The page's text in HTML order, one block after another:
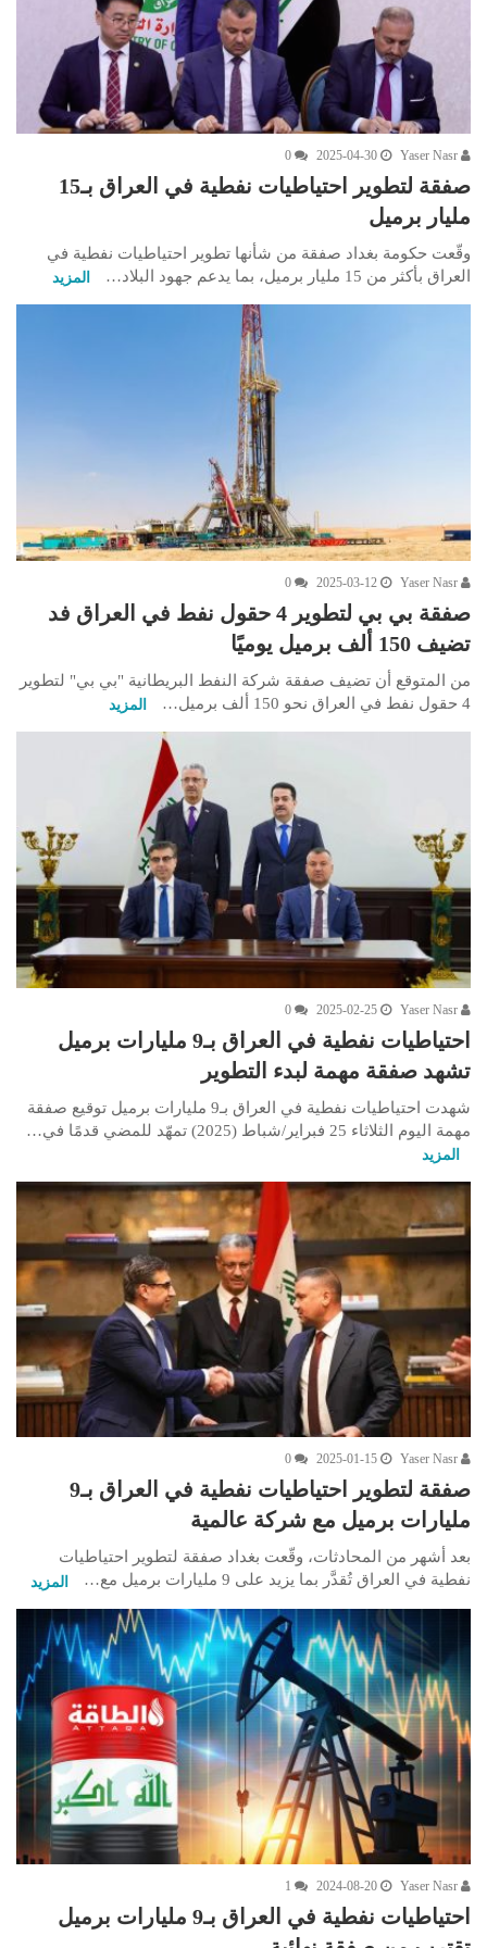
2025-04-30
0
صفقة لتطوير احتياطيات نفطية في العراق بـ15
مليار برميل
وقّعت حكومة بغداد صفقة من شأنها تطوير احتياطيات نفطية في
العراق بأكثر من 15 مليار برميل، بما يدعم جهود البلاد…
المزيد
2025-03-12
0
صفقة بي بي لتطوير 4 حقول نفط في العراق فد
تضيف 150 ألف برميل يوميًا
من المتوقع أن تضيف صفقة شركة النفط البريطانية "بي بي" لتطوير
4 حقول نفط في العراق نحو 150 ألف برميل…
المزيد
2025-02-25
0
احتياطيات نفطية في العراق بـ9 مليارات برميل
تشهد صفقة مهمة لبدء التطوير
شهدت احتياطيات نفطية في العراق بـ9 مليارات برميل توقيع صفقة
مهمة اليوم الثلاثاء 25 فبراير/شباط (2025) تمهّد للمضي قدمًا في…
المزيد
2025-01-15
0
صفقة لتطوير احتياطيات نفطية في العراق بـ9
مليارات برميل مع شركة عالمية
بعد أشهر من المحادثات، وقّعت بغداد صفقة لتطوير احتياطيات
نفطية في العراق تُقدَّر بما يزيد على 9 مليارات برميل مع…
المزيد
2024-08-20
1
احتياطيات نفطية في العراق بـ9 مليارات برميل